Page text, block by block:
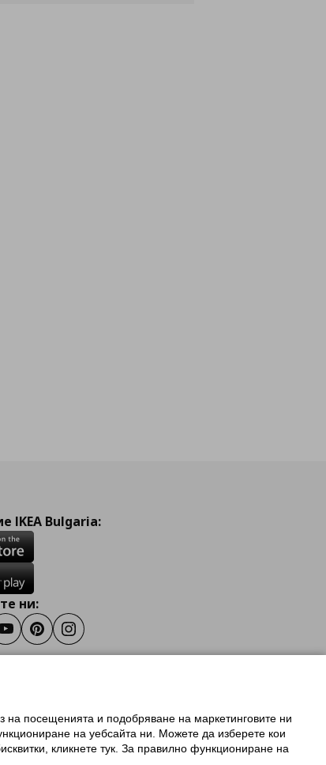
IKEA Bulgaria:
ни:
YoutubePinterestInstagram
на ikea.bg
на посещенията и подобряване на маркетинговите ни
на уебсайта ни. Можете да изберете кои
кликнете тук. За правилно функциониране на